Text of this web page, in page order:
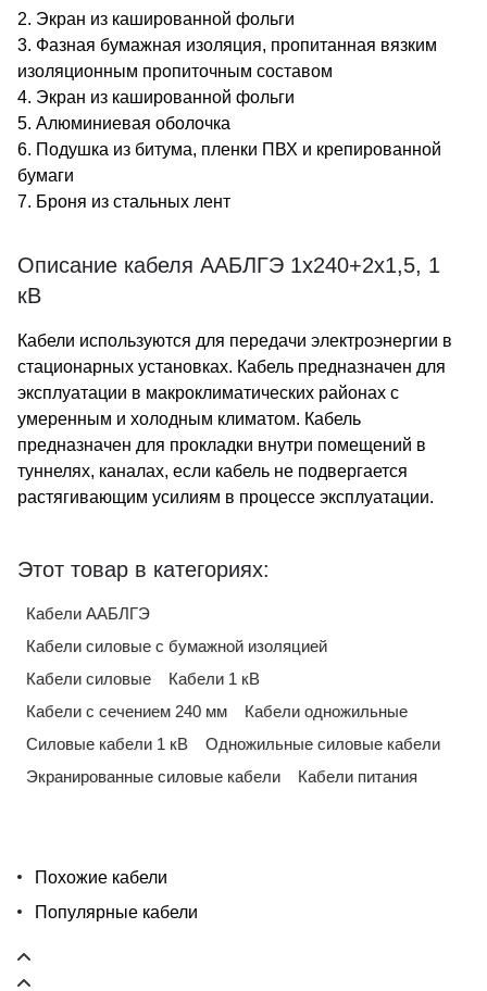
2. Экран из кашированной фольги
3. Фазная бумажная изоляция, пропитанная вязким
изоляционным пропиточным составом
4. Экран из кашированной фольги
5. Алюминиевая оболочка
6. Подушка из битума, пленки ПВХ и крепированной
бумаги
7. Броня из стальных лент
Описание кабеля ААБЛГЭ 1х240+2х1,5, 1
кВ
Кабели используются для передачи электроэнергии в
стационарных установках. Кабель предназначен для
эксплуатации в макроклиматических районах с
умеренным и холодным климатом. Кабель
предназначен для прокладки внутри помещений в
туннелях, каналах, если кабель не подвергается
растягивающим усилиям в процессе эксплуатации.
Этот товар в категориях:
Кабели ААБЛГЭ
Кабели силовые с бумажной изоляцией
Кабели силовые
Кабели 1 кВ
Кабели с сечением 240 мм
Кабели одножильные
Силовые кабели 1 кВ
Одножильные силовые кабели
Экранированные силовые кабели
Кабели питания
Похожие кабели
Популярные кабели